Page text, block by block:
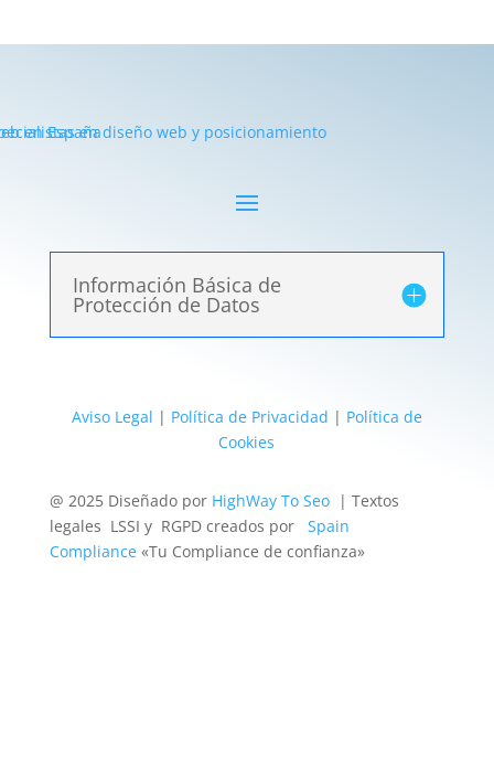
Información Básica de
Protección de Datos
Aviso Legal | Política de Privacidad | Política de
Cookies
@ 2025 Diseñado por HighWay To Seo| Textos
legales LSSI y RGPD creados por Spain
Compliance«Tu Compliance de confianza»